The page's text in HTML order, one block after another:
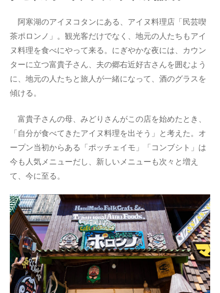
阿寒湖のアイヌコタンにある、アイヌ料理店「民芸喫
茶ポロンノ」。観光客だけでなく、地元の人たちもアイ
ヌ料理を食べにやって来る。にぎやかな夜には、カウン
ターに立つ富貴子さん、夫の郷右近好古さんを囲むよう
に、地元の人たちと旅人が一緒になって、酒のグラスを
傾ける。
富貴子さんの母、みどりさんがこの店を始めたとき、
「自分が食べてきたアイヌ料理を出そう」と考えた。オ
ープン当初からある「ポッチェイモ」「コンブシト」は
今も人気メニューだし、新しいメニューも次々と増え
て、今に至る。